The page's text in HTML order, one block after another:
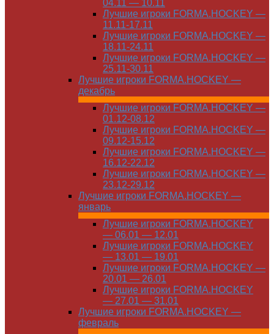
04.11 — 10.11
Лучшие игроки FORMA.HOCKEY —
11.11-17.11
Лучшие игроки FORMA.HOCKEY —
18.11-24.11
Лучшие игроки FORMA.HOCKEY —
25.11-30.11
Лучшие игроки FORMA.HOCKEY —
декабрь
Лучшие игроки FORMA.HOCKEY —
01.12-08.12
Лучшие игроки FORMA.HOCKEY —
09.12-15.12
Лучшие игроки FORMA.HOCKEY —
16.12-22.12
Лучшие игроки FORMA.HOCKEY —
23.12-29.12
Лучшие игроки FORMA.HOCKEY —
январь
Лучшие игроки FORMA.HOCKEY
— 06.01 — 12.01
Лучшие игроки FORMA.HOCKEY
— 13.01 — 19.01
Лучшие игроки FORMA.HOCKEY —
20.01 — 26.01
Лучшие игроки FORMA.HOCKEY
— 27.01 — 31.01
Лучшие игроки FORMA.HOCKEY —
февраль